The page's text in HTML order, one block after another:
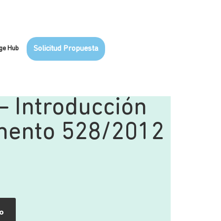
Hub Solicitud Propuesta
Introducción
528/2012